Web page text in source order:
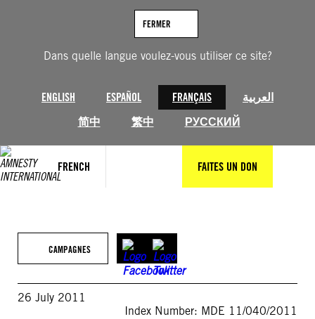
Dans quelle langue voulez-vous utiliser ce site?
ENGLISH ESPAÑOL FRANÇAIS
العربية
简中
繁中 РУССКИЙ
FERMER
FRENCH FAITES UN DON
CAMPAGNES
26 July 2011
Index Number: MDE 11/040/2011